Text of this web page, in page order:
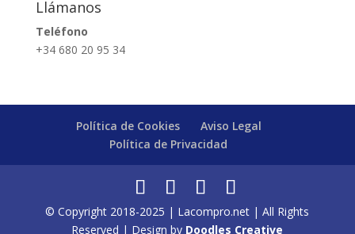
Llámanos
Teléfono
+34 680 20 95 34
Política de Cookies
Aviso Legal
Política de Privacidad
© Copyright 2018-2025 | Lacompro.net | All Rights
Reserved | Design by Doodles Creative